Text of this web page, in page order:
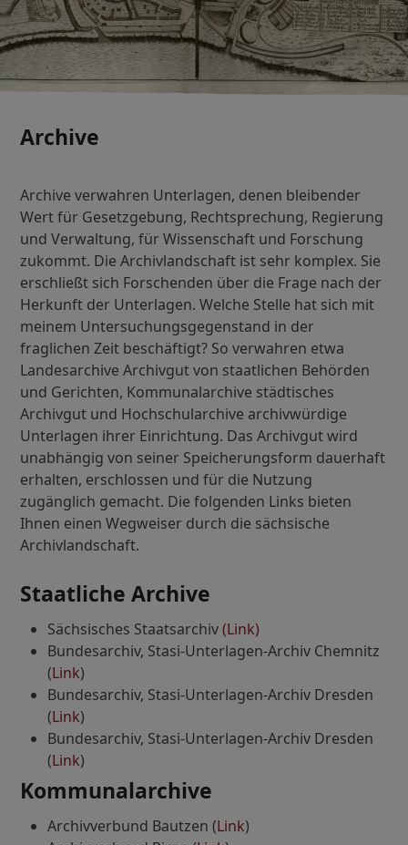
Archive
Archive verwahren Unterlagen, denen bleibender
Wert für Gesetzgebung, Rechtsprechung, Regierung
und Verwaltung, für Wissenschaft und Forschung
zukommt. Die Archivlandschaft ist sehr komplex. Sie
erschließt sich Forschenden über die Frage nach der
Herkunft der Unterlagen. Welche Stelle hat sich mit
meinem Untersuchungsgegenstand in der
fraglichen Zeit beschäftigt? So verwahren etwa
Landesarchive Archivgut von staatlichen Behörden
und Gerichten, Kommunalarchive städtisches
Archivgut und Hochschularchive archivwürdige
Unterlagen ihrer Einrichtung. Das Archivgut wird
unabhängig von seiner Speicherungsform dauerhaft
erhalten, erschlossen und für die Nutzung
zugänglich gemacht. Die folgenden Links bieten
Ihnen einen Wegweiser durch die sächsische
Archivlandschaft.
Staatliche Archive
Sächsisches Staatsarchiv(Link)
Bundesarchiv, Stasi-Unterlagen-Archiv Chemnitz
(Link)
Bundesarchiv, Stasi-Unterlagen-Archiv Dresden
(Link)
Bundesarchiv, Stasi-Unterlagen-Archiv Dresden
(Link)
Kommunalarchive
Archivverbund Bautzen (Link)